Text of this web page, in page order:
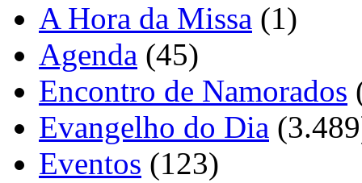
A Hora da Missa (1)
Agenda (45)
Encontro de Namorados
Evangelho do Dia
Eventos (123)